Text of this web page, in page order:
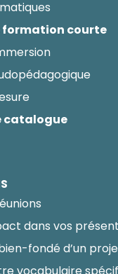
formation courte
catalogue
dans vos
fondé d’un